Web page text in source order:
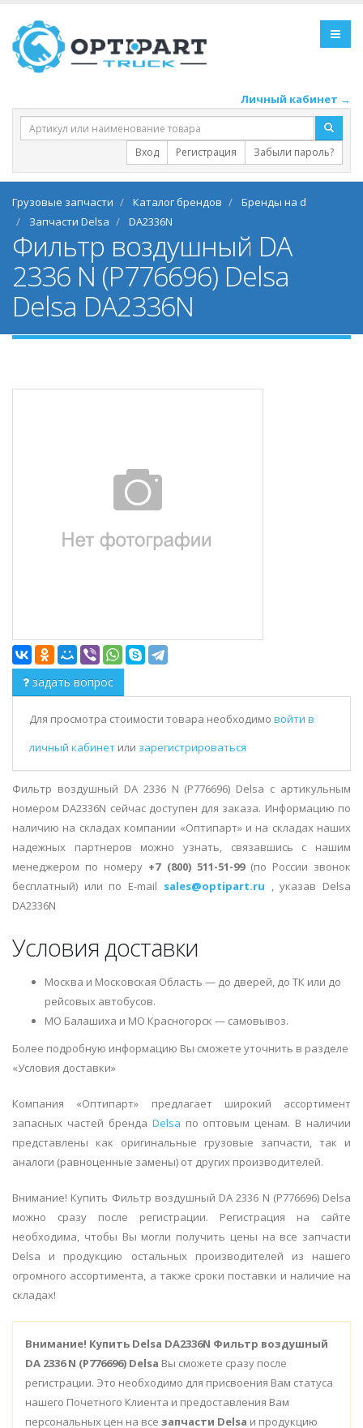
Личный кабинет →
Вход Регистрация Забыли пароль?
Грузовые запчасти Каталог брендов
Бренды на d
Запчасти Delsa
DA2336N
Фильтр воздушный DA
2336 N (Р776696) Delsa
Delsa DA2336N
задать вопрос
Для просмотра стоимости товара необходимо войти в
личный кабинет или зарегистрироваться
Фильтр воздушный DA 2336 N (Р776696) Delsa с артикульным
номером DA2336N сейчас доступен для заказа. Информацию по
наличию на складах компании «Оптипарт» и на складах наших
надежных партнеров можно узнать, связавшись с нашим
менеджером по номеру +7 (800) 511-51-99(по России звонок
бесплатный) или по E-mail sales@optipart.ru , указав Delsa
DA2336N
Условия доставки
Москва и Московская Область — до дверей, до ТК или до
рейсовых автобусов.
МО Балашиха и МО Красногорск — самовывоз.
Более подробную информацию Вы сможете уточнить в разделе
«Условия доставки»
Компания «Оптипарт» предлагает широкий ассортимент
запасных частей бренда Delsa по оптовым ценам. В наличии
представлены как оригинальные грузовые запчасти, так и
аналоги (равноценные замены) от других производителей.
Внимание! Купить Фильтр воздушный DA 2336 N (Р776696) Delsa
можно сразу после регистрации. Регистрация на сайте
необходима, чтобы Вы могли получить цены на все запчасти
Delsa и продукцию остальных производителей из нашего
огромного ассортимента, а также сроки поставки и наличие на
складах!
Внимание! Купить Delsa DA2336N Фильтр воздушный
DA 2336 N (Р776696) Delsa Вы сможете сразу после
регистрации. Это необходимо для присвоения Вам статуса
нашего Почетного Клиента и предоставления Вам
персональных цен на все запчасти Delsa и продукцию